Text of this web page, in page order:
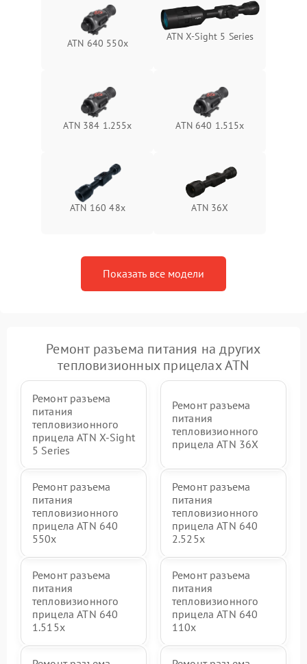
Неисправность системы
защиты от замыкания
1500 ₽ Подробнее →
Поломка системы защиты
от перенапряжения
Подробнее →
ATN 640 550x
ATN X‑Sight 5 Series
ATN 384 1.255х ATN 640 1.515x
ATN 160 48x ATN 36X
Показать все модели
Ремонт разъема питания на других
тепловизионных прицелах ATN
Ремонт разъема
питания
тепловизионного
прицела ATN X‑Sight
5 Series
Ремонт разъема
питания
тепловизионного
прицела ATN 36X
Ремонт разъема
питания
тепловизионного
прицела ATN 640
550x
Ремонт разъема
питания
тепловизионного
прицела ATN 640
2.525x
Ремонт разъема
питания
тепловизионного
прицела ATN 640
1.515x
Ремонт разъема
питания
тепловизионного
прицела ATN 640
110x